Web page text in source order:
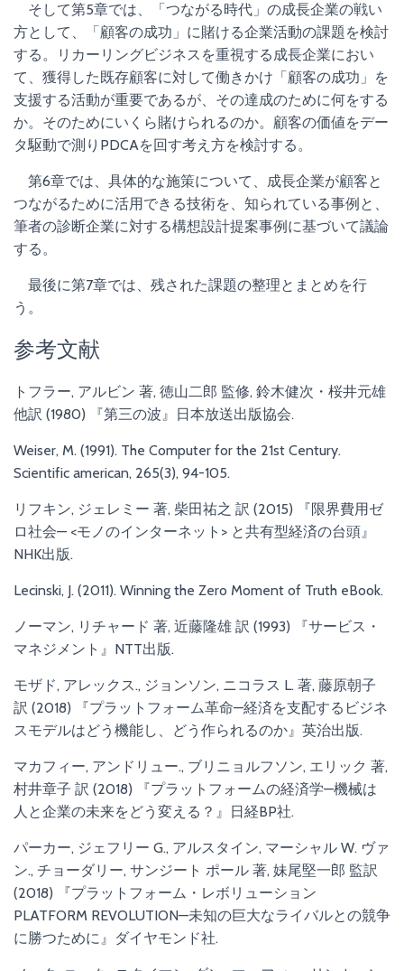
そして第5章では、「つながる時代」の成長企業の戦い
方として、「顧客の成功」に賭ける企業活動の課題を検討
する。リカーリングビジネスを重視する成長企業におい
て、獲得した既存顧客に対して働きかけ「顧客の成功」を
支援する活動が重要であるが、その達成のために何をする
か。そのためにいくら賭けられるのか。顧客の価値をデー
タ駆動で測りPDCAを回す考え方を検討する。
第6章では、具体的な施策について、成長企業が顧客と
つながるために活用できる技術を、知られている事例と、
筆者の診断企業に対する構想設計提案事例に基づいて議論
する。
最後に第7章では、残された課題の整理とまとめを行
う。
参考文献
トフラー, アルビン 著, 徳山二郎 監修, 鈴木健次・桜井元雄
他訳 (1980) 『第三の波』日本放送出版協会.
Weiser, M. (1991). The Computer for the 21st Century.
Scientific american, 265(3), 94-105.
リフキン, ジェレミー 著, 柴田祐之 訳 (2015) 『限界費用ゼ
ロ社会— <モノのインターネット> と共有型経済の台頭』
NHK出版.
Lecinski, J. (2011). Winning the Zero Moment of Truth eBook.
ノーマン, リチャード 著, 近藤隆雄 訳 (1993) 『サービス・
マネジメント』NTT出版.
モザド, アレックス., ジョンソン, ニコラス L. 著, 藤原朝子
訳 (2018) 『プラットフォーム革命—経済を支配するビジネ
スモデルはどう機能し、どう作られるのか』英治出版.
マカフィー, アンドリュー., ブリニョルフソン, エリック 著,
村井章子 訳 (2018) 『プラットフォームの経済学—機械は
人と企業の未来をどう変える？』日経BP社.
パーカー, ジェフリー G., アルスタイン, マーシャル W. ヴァ
ン., チョーダリー, サンジート ポール 著, 妹尾堅一郎 監訳
(2018) 『プラットフォーム・レボリューション
PLATFORM REVOLUTION—未知の巨大なライバルとの競争
に勝つために』ダイヤモンド社.